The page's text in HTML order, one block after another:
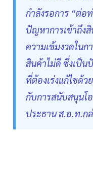
กำลังรอการ “ต่อ
ปัญหาการเข้าถึง
ความเข้มงวดใน
สินค้าไม่ดี ซึ่งเป็น
ที่ต้องเร่งแก้ไขด้
กับการสนับสนุนโอ
ประธาน ส.อ.ท.ก